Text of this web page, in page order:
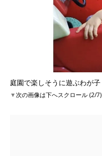
庭園で楽しそうに遊ぶわが子
▼次の画像は下へスクロール (2/7)